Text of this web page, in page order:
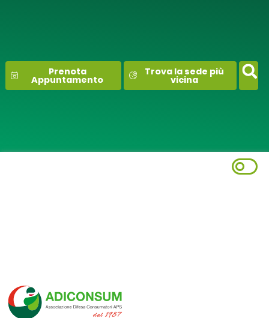
Prenota
Appuntamento
Trova la sede più
vicina